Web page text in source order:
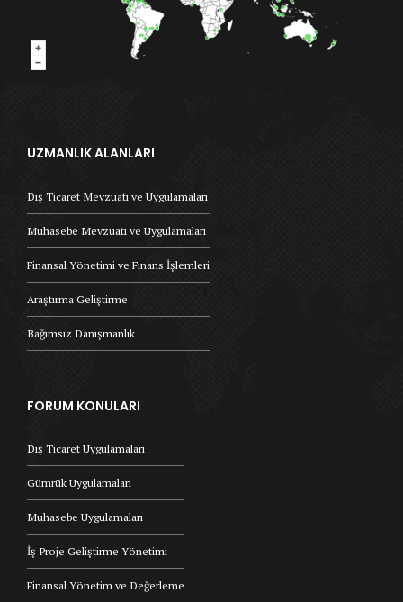
UZMANLIK ALANLARI
Dış Ticaret Mevzuatı ve Uygulamaları
Muhasebe Mevzuatı ve Uygulamaları
Finansal Yönetimi ve Finans İşlemleri
Araştırma Geliştirme
Bağımsız Danışmanlık
FORUM KONULARI
Dış Ticaret Uygulamaları
Gümrük Uygulamaları
Muhasebe Uygulamaları
İş Proje Geliştirme Yönetimi
Finansal Yönetim ve Değerleme